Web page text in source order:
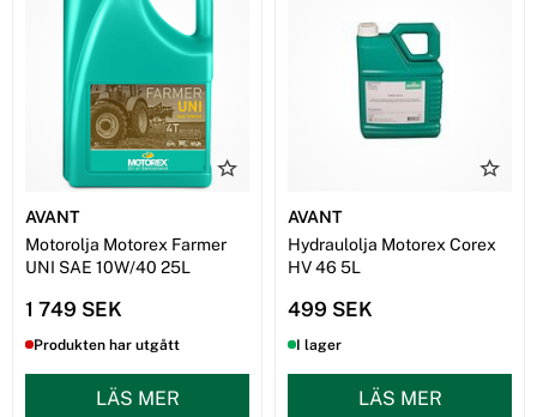
AVANT
Motorolja Motorex Farmer
UNI SAE 10W/40 25L
1 749 SEK
Produkten har utgått
LÄS MER
AVANT
Hydraulolja Motorex Corex
HV 46 5L
499 SEK
I lager
LÄS MER